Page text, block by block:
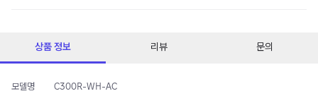
상품 정보 리뷰 문의
모델명 C300R-WH-AC